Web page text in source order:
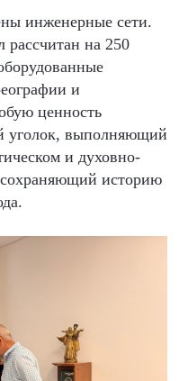
инженерные сети.
рассчитан на 250
и
ценность
уголок, выполняющий
и духовно-
историю